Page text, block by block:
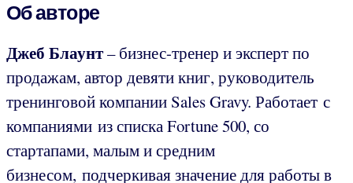
Об авторе
Джеб Блаунт– бизнес-тренер и эксперт по
продажам, автор девяти книг, руководитель
тренинговой компании Sales Gravy. Работает с
компаниями из списка Fortune 500, со
стартапами, малым и средним
бизнесом, подчеркивая значение для работы в